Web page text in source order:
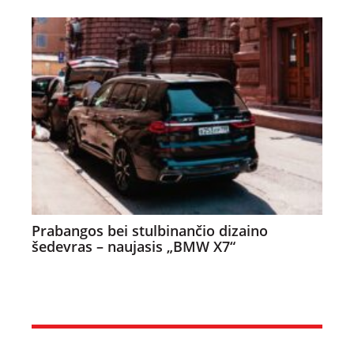
Prabangos bei stulbinančio dizaino
šedevras – naujasis „BMW X7“